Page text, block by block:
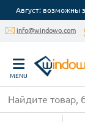
Август: возможны
info@windowo.com
MENU